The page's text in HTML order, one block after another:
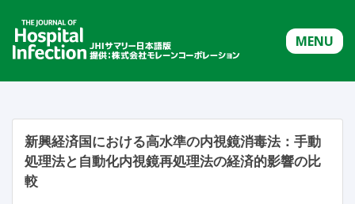
MENU
新興経済国における高水準の内視鏡消毒法：手動
処理法と自動化内視鏡再処理法の経済的影響の比
較